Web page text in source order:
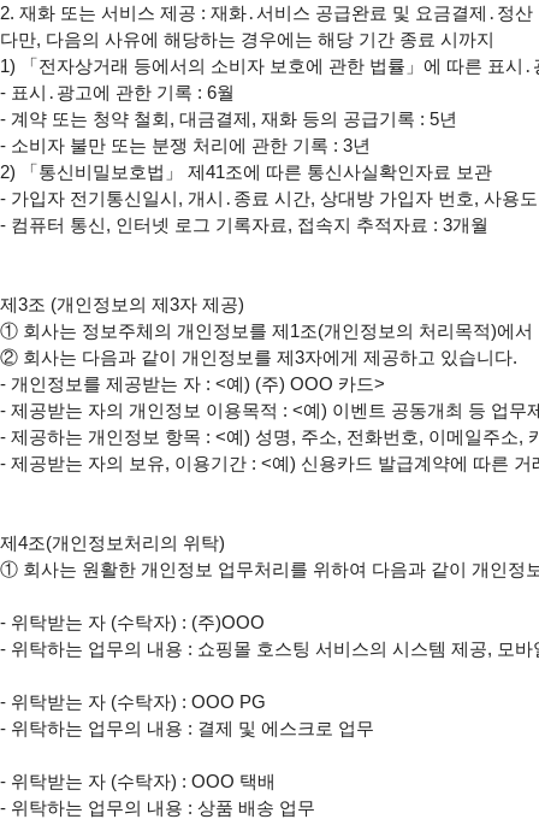
2. 재화 또는 서비스 제공 : 재화․서비스 공급완료 및 요금결제․정산
다만, 다음의 사유에 해당하는 경우에는 해당 기간 종료 시까지
1) 「전자상거래 등에서의 소비자 보호에 관한 법률」에 따른 표시
- 표시․광고에 관한 기록 : 6월
- 계약 또는 청약 철회, 대금결제, 재화 등의 공급기록 : 5년
- 소비자 불만 또는 분쟁 처리에 관한 기록 : 3년
2) 「통신비밀보호법」 제41조에 따른 통신사실확인자료 보관
- 가입자 전기통신일시, 개시․종료 시간, 상대방 가입자 번호, 사용
- 컴퓨터 통신, 인터넷 로그 기록자료, 접속지 추적자료 : 3개월
①
② 회사는 다음과 같이 개인정보를 제3자에게 제공하고 있습니다.
- 개인정보를 제공받는 자 : <예) (주) OOO 카드>
- 제공받는 자의 개인정보 이용목적 : <예) 이벤트 공동개최 등 업무
- 제공하는 개인정보 항목 : <예) 성명, 주소, 전화번호, 이메일주소,
- 제공받는 자의 보유, 이용기간 : <예) 신용카드 발급계약에 따른 거
① 회사는 원활한 개인정보 업무처리를 위하여 다음과 같이 개인정
- 위탁받는 자 (수탁자) : (주)OOO
- 위탁하는 업무의 내용 : 쇼핑몰 호스팅 서비스의 시스템 제공, 모
- 위탁받는 자 (수탁자) : OOO PG
- 위탁하는 업무의 내용 : 결제 및 에스크로 업무
- 위탁받는 자 (수탁자) : OOO 택배
- 위탁하는 업무의 내용 : 상품 배송 업무